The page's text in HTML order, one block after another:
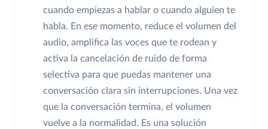
cuando empiezas a hablar o cuando alguien te
habla. En ese momento, reduce el volumen del
audio, amplifica las voces que te rodean y
activa la cancelación de ruido de forma
selectiva para que puedas mantener una
conversación clara sin interrupciones. Una vez
que la conversación termina, el volumen
vuelve a la normalidad. Es una solución